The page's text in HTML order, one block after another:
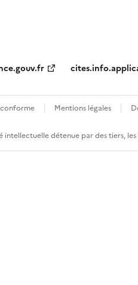
Mentions légales
détenue par des tiers,